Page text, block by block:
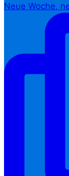
Neue Woche,